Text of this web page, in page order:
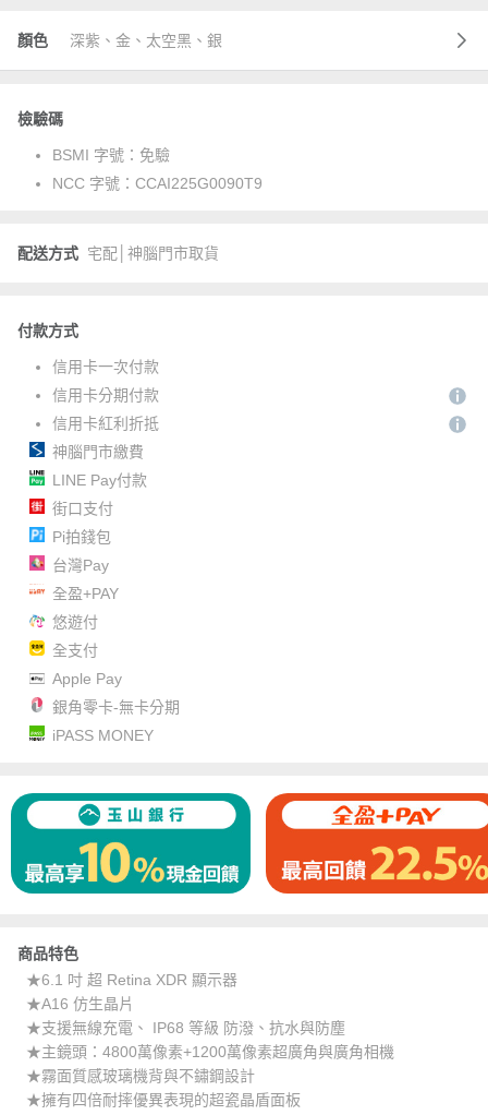
顏色 深紫、金、太空黑、銀
檢驗碼
BSMI 字號： 免驗
NCC 字號： CCAI225G0090T9
配送方式 宅配│神腦門市取貨
付款方式
信用卡一次付款
信用卡分期付款
信用卡紅利折抵
神腦門市繳費
LINE Pay付款
街口支付
Pi拍錢包
台灣Pay
全盈+PAY
悠遊付
全支付
Apple Pay
銀角零卡-無卡分期
iPASS MONEY
商品特色
★6.1 吋 超 Retina XDR 顯示器
★A16 仿生晶片
★支援無線充電、 IP68 等級 防潑、抗水與防塵
★主鏡頭：4800萬像素+1200萬像素超廣角與廣角相機
★霧面質感玻璃機背與不鏽鋼設計
★擁有四倍耐摔優異表現的超瓷晶盾面板